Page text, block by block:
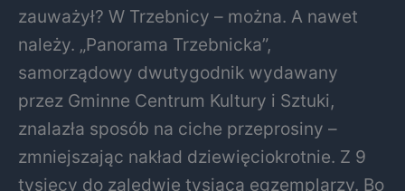
zauważył? W Trzebnicy – można. A nawet
należy. „Panorama Trzebnicka”,
samorządowy dwutygodnik wydawany
przez Gminne Centrum Kultury i Sztuki,
znalazła sposób na ciche przeprosiny –
zmniejszając nakład dziewięciokrotnie. Z 9
tysięcy do zaledwie tysiąca egzemplarzy. Bo